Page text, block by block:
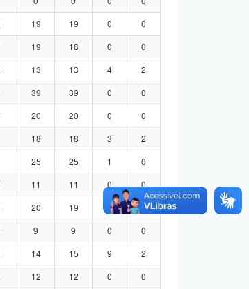
19 19 0
0
19 18 0
0
13 13 4
2
39 39 0
0
20 20 0
0
18 18 3
2
25 25 1
0
11 11 0
0
20 19 0
0
9 9 0
0
14 15 9
2
12 12 0
0